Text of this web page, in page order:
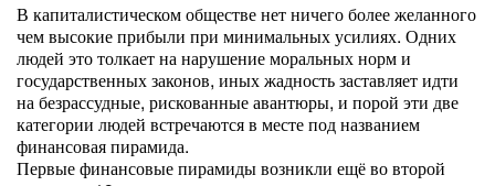
В капиталистическом обществе нет ничего более желанного
чем высокие прибыли при минимальных усилиях. Одних
людей это толкает на нарушение моральных норм и
государственных законов, иных жадность заставляет идти
на безрассудные, рискованные авантюры, и порой эти две
категории людей встречаются в месте под названием
финансовая пирамида.
Первые финансовые пирамиды возникли ещё во второй